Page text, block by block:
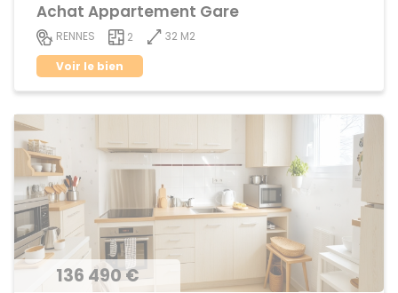
Achat Appartement Gare
RENNES 2
32 M2
Voir le bien
136 490 €